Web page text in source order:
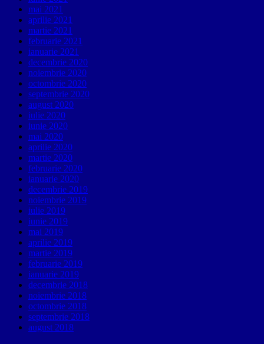
mai 2021
aprilie 2021
martie 2021
februarie 2021
ianuarie 2021
decembrie 2020
noiembrie 2020
octombrie 2020
septembrie 2020
august 2020
iulie 2020
iunie 2020
mai 2020
aprilie 2020
martie 2020
februarie 2020
ianuarie 2020
decembrie 2019
noiembrie 2019
iulie 2019
iunie 2019
mai 2019
aprilie 2019
martie 2019
februarie 2019
ianuarie 2019
decembrie 2018
noiembrie 2018
octombrie 2018
septembrie 2018
august 2018